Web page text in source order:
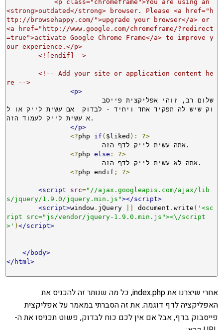
<strong>outdated</strong> browser. Please <a href="h
ttp://browsehappy.com/">upgrade your browser</a> or
<a href="http://www.google.com/chromeframe/?redirect
=true">activate Google Chrome Frame</a> to improve y
our experience.</p>
        <![endif]-->
<!-- Add your site or application content he
re -->
<p>
וק שיש לה תפקיד אחד ויחיד - לבדוק  אם עשית לייק או ל
א עשית לייק לעמוד הזה.
</p>
<?php if ( $liked ):
?>
<?php else :
?>
<?php endif ; ?>
<script src="//ajax.googleapis.com/ajax/lib
s/jquery/1.9.0/jquery.min.js"></script>
<script>window . jQuery document . write ( '<sc
ript src="js/vendor/jquery-1.9.0.min.js"><\/script
>' ) </script>
</body>
</html>
אחרי שיצרנו את index.php, כל מה שנותר זה להכניס את
האפליקציה לדף דוגמה. את זה הסברתי במאמר על אפליקצית
פייסבוק בדף, אבל אם אין לכם כוח לבדוק, פשוט תכניסו את ה-